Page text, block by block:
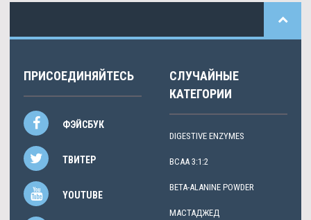
ПРИСОЕДИНЯЙТЕСЬ
ФЭЙСБУК
ТВИТЕР
YOUTUBE
СЛУЧАЙНЫЕ
КАТЕГОРИИ
DIGESTIVE ENZYMES
BCAA 3:1:2
BETA-ALANINE POWDER
МАСТАДЖЕД